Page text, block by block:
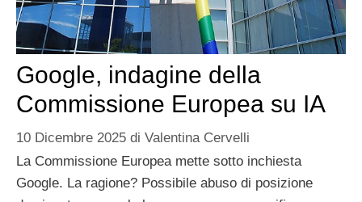
Google, indagine della
Commissione Europea su IA
10 Dicembre 2025 di Valentina Cervelli
La Commissione Europea mette sotto inchiesta
Google. La ragione? Possibile abuso di posizione